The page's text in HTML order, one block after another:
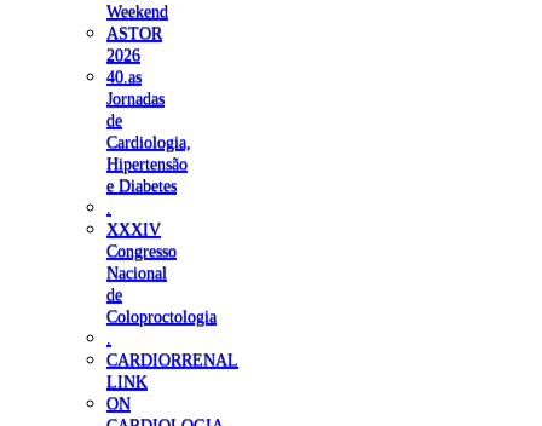
Weekend
ASTOR
2026
40.as
Jornadas
de
Cardiologia,
Hipertensão
e Diabetes
XXXIV
Congresso
Nacional
de
Coloproctologia
CARDIORRENAL
LINK
ON